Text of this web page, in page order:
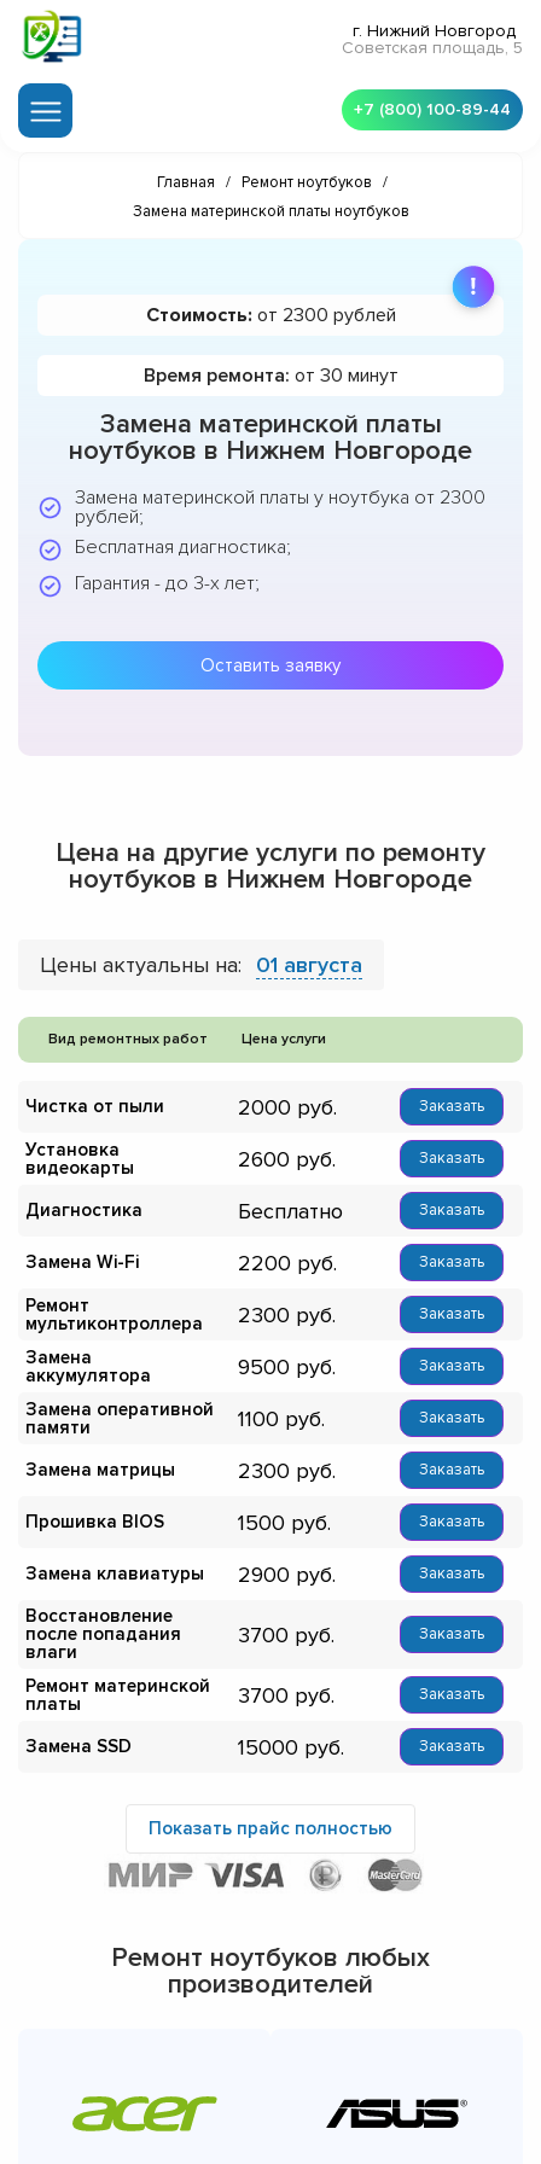
г. Нижний Новгород
Советская площадь, 5
+7 (800) 100-89-44
Главная / Ремонт ноутбуков
/
Замена материнской платы ноутбуков
Замена материнской платы
ноутбуков в Нижнем Новгороде
Замена материнской платы у ноутбука от 2300
рублей;
Бесплатная диагностика;
Гарантия - до 3-х лет;
Оставить заявку
Стоимость: от 2300 рублей
Время ремонта: от 30 минут
Цена на другие услуги по ремонту
ноутбуков в Нижнем Новгороде
Цены актуальны на: 01 августа
Вид ремонтных работ Цена услуги
Чистка от пыли 2000 Заказать
Установка
видеокарты
2600 Заказать
Диагностика Бесплатно Заказать
Замена Wi-Fi 2200 Заказать
Ремонт
мультиконтроллера
2300 Заказать
Замена
аккумулятора
9500 Заказать
Замена оперативной
памяти
1100 Заказать
Замена матрицы 2300 Заказать
Прошивка BIOS 1500 Заказать
Замена клавиатуры 2900 Заказать
Восстановление
после попадания
влаги
3700 Заказать
Ремонт материнской
платы
3700 Заказать
Замена SSD 15000 Заказать
Показать прайс полностью
Ремонт ноутбуков любых
производителей